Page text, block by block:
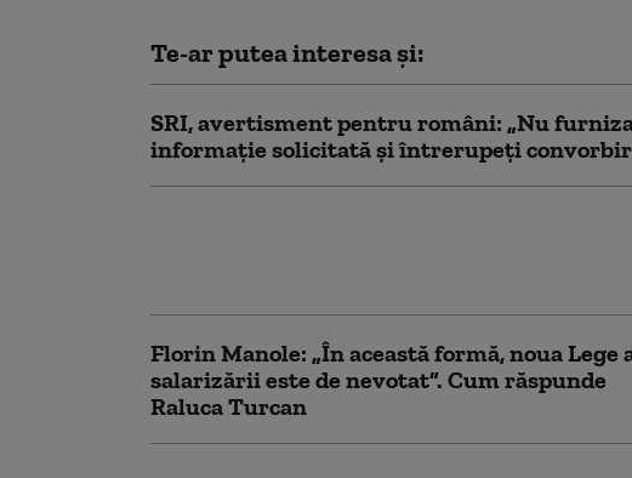
Te-ar putea interesa și:
SRI, avertisment pentru români: „Nu
informație solicitată și întrerupeți
Florin Manole: „În această formă, noua Lege
salarizării este de nevotat”. Cum răspunde
Raluca Turcan